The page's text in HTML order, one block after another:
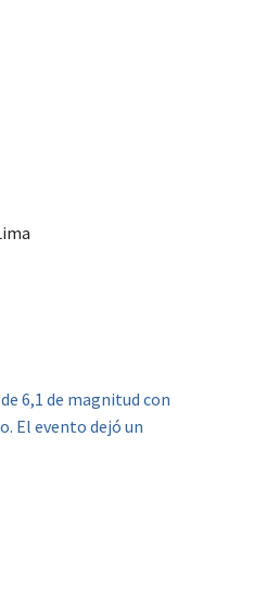
6,1 de magnitud con
El evento dejó un